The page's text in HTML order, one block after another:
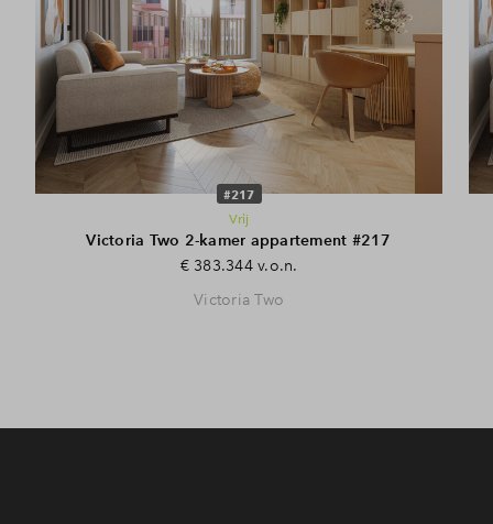
#217
Vrij
Victoria Two 2-kamer appartement #217
€ 383.344 v.o.n.
Victoria Two